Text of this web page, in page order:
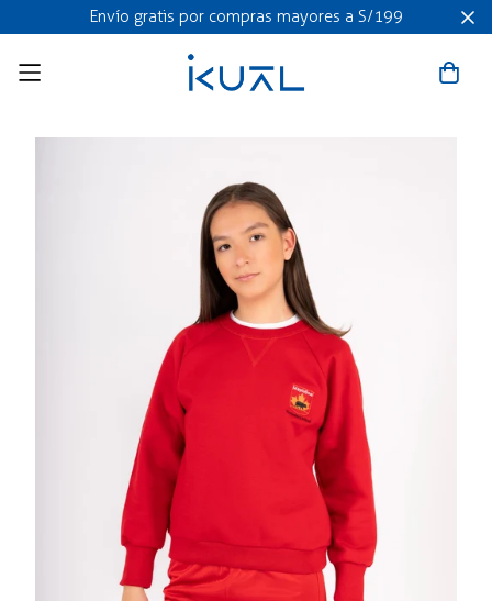
Envío gratis por compras mayores a S/199